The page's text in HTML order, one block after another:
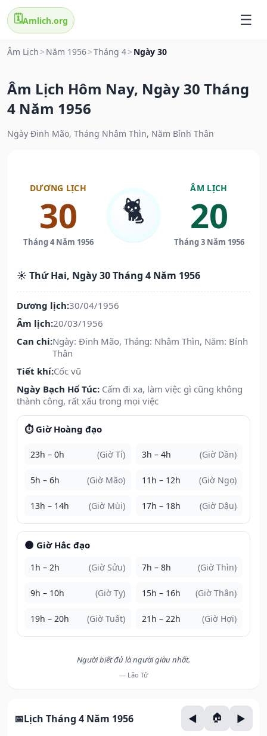
🗓️Amlich.org
Âm Lịch > Năm 1956>Tháng 4> Ngày 30
Âm Lịch Hôm Nay, Ngày 30 Tháng
4 Năm 1956
Ngày Đinh Mão, Tháng Nhâm Thìn, Năm Bính Thân
DƯƠNG LỊCH
30
Tháng 4 Năm 1956
🐈
ÂM LỊCH
20
Tháng 3 Năm 1956
☀️ Thứ Hai, Ngày 30 Tháng 4 Năm 1956
Dương lịch:30/04/1956
Âm lịch:20/03/1956
Can chi:Ngày: Đinh Mão, Tháng: Nhâm Thìn, Năm: Bính
Thân
Tiết khí:Cốc vũ
Ngày Bạch Hổ Túc: Cấm đi xa, làm việc gì cũng không
thành công, rất xấu trong mọi việc
⏱️ Giờ Hoàng đạo
23h – 0h (Giờ Tí) 3h – 4h (Giờ Dần)
5h – 6h (Giờ Mão) 11h – 12h (Giờ Ngọ)
13h – 14h (Giờ Mùi) 17h – 18h (Giờ Dậu)
🌑 Giờ Hắc đạo
1h – 2h (Giờ Sửu) 7h – 8h (Giờ Thìn)
9h – 10h (Giờ Tỵ) 15h – 16h (Giờ Thân)
19h – 20h (Giờ Tuất) 21h – 22h (Giờ Hợi)
Người biết đủ là người giàu nhất.
— Lão Tử
Lịch Tháng 4 Năm 1956